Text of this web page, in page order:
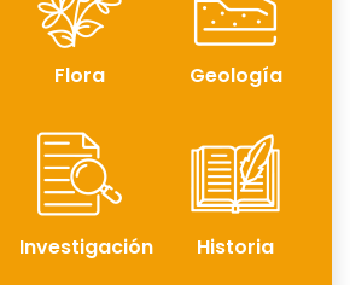
Flora Geología
Investigación Historia